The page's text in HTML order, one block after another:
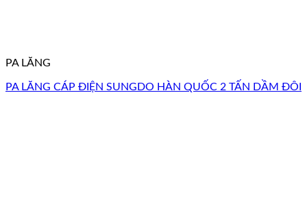
PA LĂNG
PA LĂNG CÁP ĐIỆN SUNGDO HÀN QUỐC 2 TẤN DẦM ĐÔI